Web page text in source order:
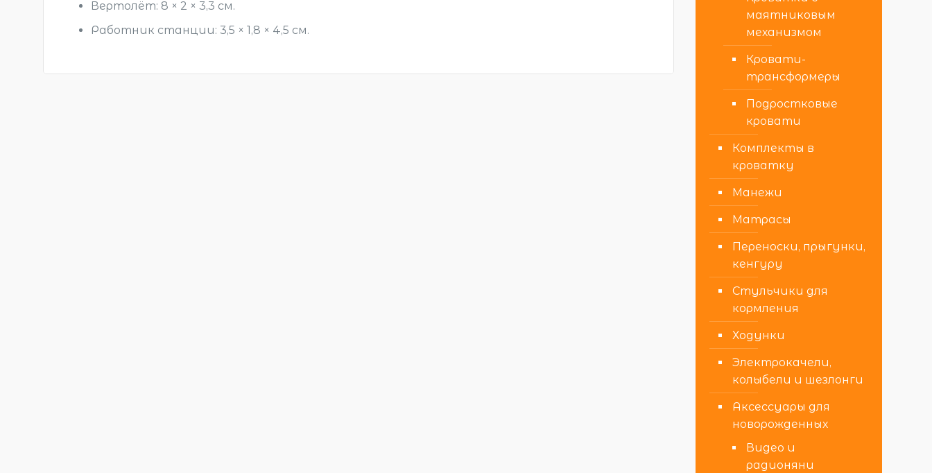
Вертолёт: 8 × 2 × 3,3 см.
Работник станции: 3,5 × 1,8 × 4,5 см.
маятниковым
механизмом
Кровати-
трансформеры
Подростковые
кровати
Комплекты в
кроватку
Манежи
Матрасы
Переноски, прыгунки,
кенгуру
Стульчики для
кормления
Ходунки
Электрокачели,
колыбели и шезлонги
Аксессуары для
новорожденных
Видео и
радионяни